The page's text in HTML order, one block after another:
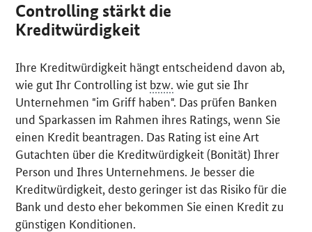
Controlling stärkt die
Kreditwürdigkeit
Ihre Kreditwürdigkeit hängt entscheidend davon ab,
wie gut Ihr Controlling ist bzw. wie gut sie Ihr
Unternehmen "im Griff haben". Das prüfen Banken
und Sparkassen im Rahmen ihres Ratings, wenn Sie
einen Kredit beantragen. Das Rating ist eine Art
Gutachten über die Kreditwürdigkeit (Bonität) Ihrer
Person und Ihres Unternehmens. Je besser die
Kreditwürdigkeit, desto geringer ist das Risiko für die
Bank und desto eher bekommen Sie einen Kredit zu
günstigen Konditionen.